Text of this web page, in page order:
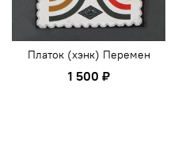
Платок (хэнк) Перемен
1 500 ₽